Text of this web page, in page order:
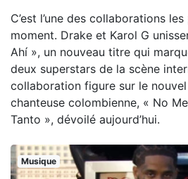
C’est l’une des collaborations
moment. Drake et Karol G
Ahí », un nouveau titre qui
deux superstars de la scène
collaboration figure sur le
chanteuse colombienne, « No
Tanto », dévoilé aujourd’hui.
Musique